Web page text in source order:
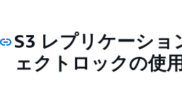
S3 レプリケーショ
ェクトロックの使用